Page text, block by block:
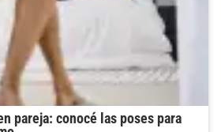
pareja: conocé las poses para